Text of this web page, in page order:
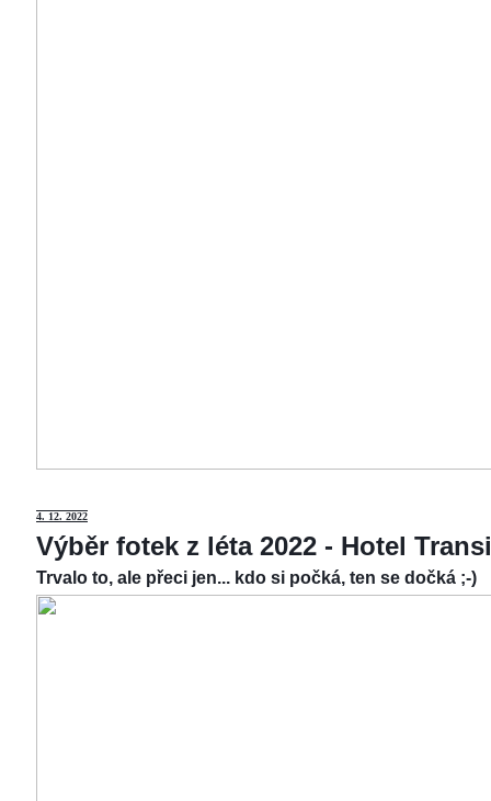
4. 12. 2022
Výběr fotek z léta 2022 - Hotel
Trvalo to, ale přeci jen... kdo si počká, ten se dočká ;-)